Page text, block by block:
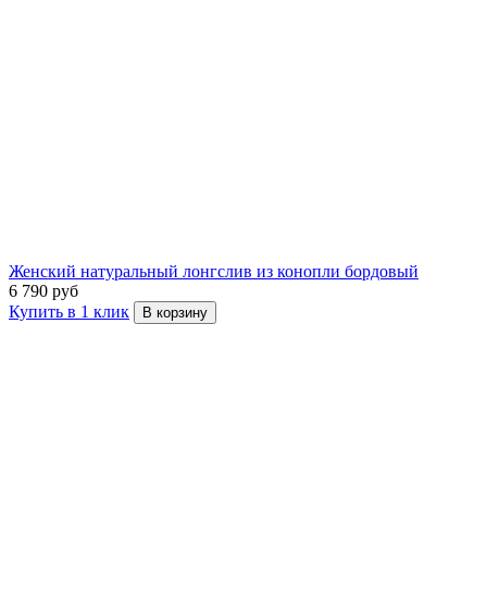
Женский натуральный лонгслив из конопли бордовый
6 790 руб
Купить в 1 клик
В корзину